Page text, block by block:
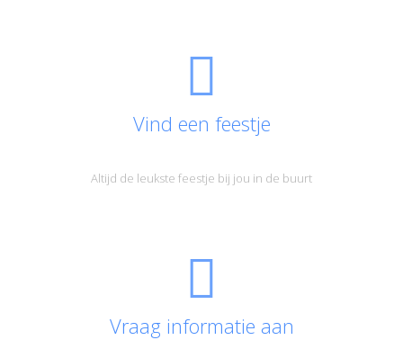
Vind een feestje
Altijd de leukste feestje bij jou in de buurt
Vraag informatie aan